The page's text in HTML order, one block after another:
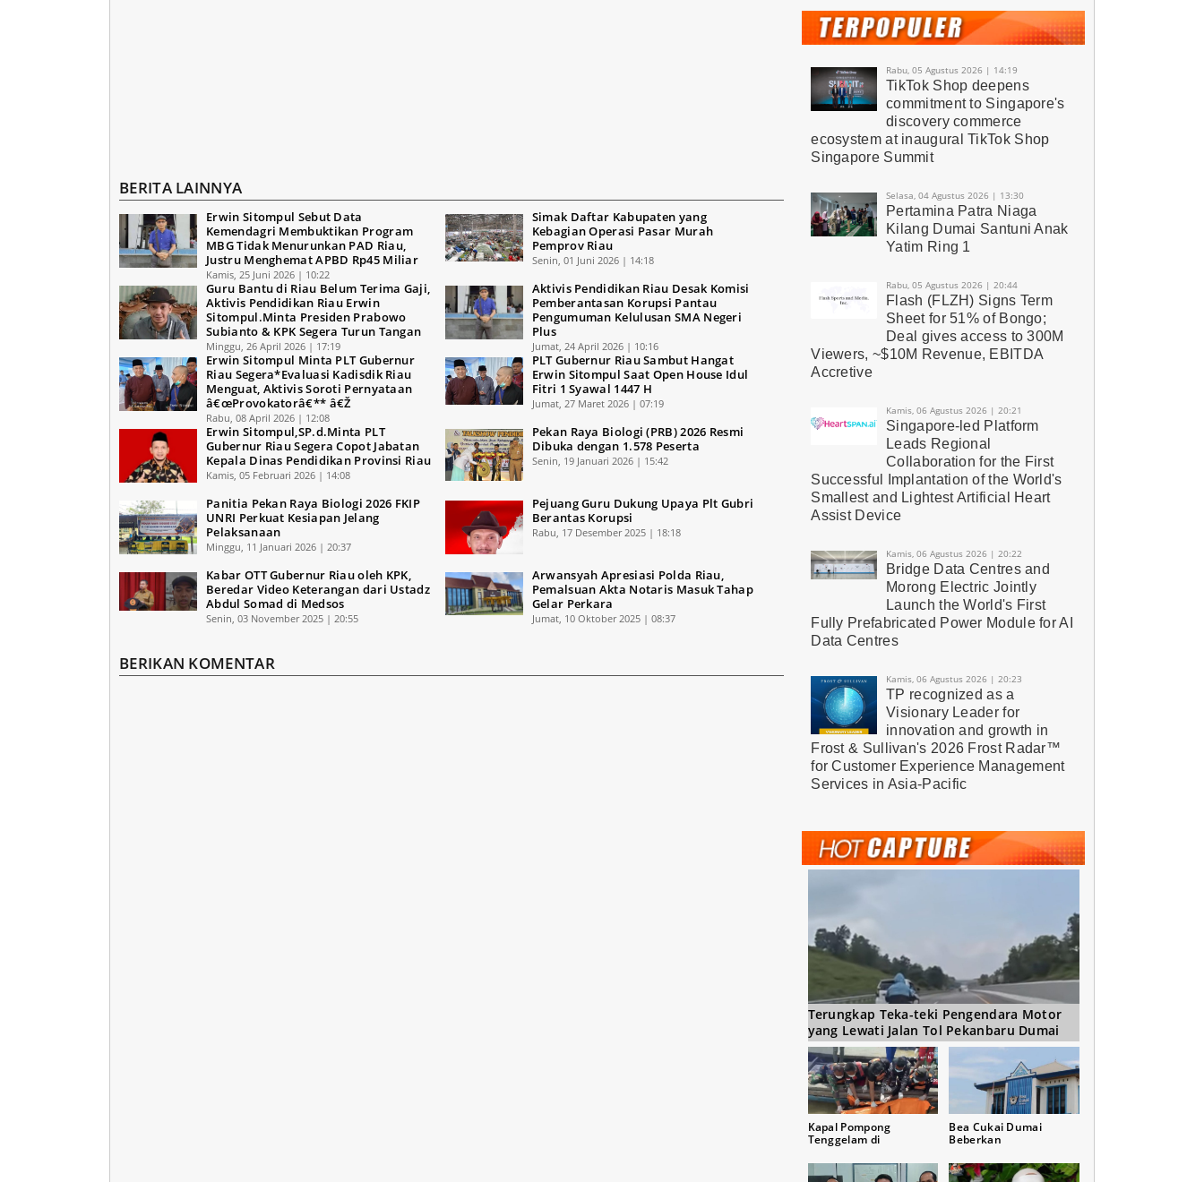
BERITA LAINNYA
Erwin Sitompul Sebut Data
Kemendagri Membuktikan Program
MBG Tidak Menurunkan PAD Riau,
Justru Menghemat APBD Rp45 Miliar
Kamis, 25 Juni 2026 | 10:22
Simak Daftar Kabupaten yang
Kebagian Operasi Pasar Murah
Pemprov Riau
Senin, 01 Juni 2026 | 14:18
Guru Bantu di Riau Belum Terima Gaji,
Aktivis Pendidikan Riau Erwin
Sitompul.Minta Presiden Prabowo
Subianto & KPK Segera Turun Tangan
Minggu, 26 April 2026 | 17:19
Aktivis Pendidikan Riau Desak Komisi
Pemberantasan Korupsi Pantau
Pengumuman Kelulusan SMA Negeri
Plus
Jumat, 24 April 2026 | 10:16
Erwin Sitompul Minta PLT Gubernur
Riau Segera*Evaluasi Kadisdik Riau
Menguat, Aktivis Soroti Pernyataan
â€œProvokatorâ€** â€Ž
Rabu, 08 April 2026 | 12:08
PLT Gubernur Riau Sambut Hangat
Erwin Sitompul Saat Open House Idul
Fitri 1 Syawal 1447 H
Jumat, 27 Maret 2026 | 07:19
Erwin Sitompul,SP.d.Minta PLT
Gubernur Riau Segera Copot Jabatan
Kepala Dinas Pendidikan Provinsi Riau
Kamis, 05 Februari 2026 | 14:08
Pekan Raya Biologi (PRB) 2026 Resmi
Dibuka dengan 1.578 Peserta
Senin, 19 Januari 2026 | 15:42
Panitia Pekan Raya Biologi 2026 FKIP
UNRI Perkuat Kesiapan Jelang
Pelaksanaan
Minggu, 11 Januari 2026 | 20:37
Pejuang Guru Dukung Upaya Plt Gubri
Berantas Korupsi
Rabu, 17 Desember 2025 | 18:18
Kabar OTT Gubernur Riau oleh KPK,
Beredar Video Keterangan dari Ustadz
Abdul Somad di Medsos
Senin, 03 November 2025 | 20:55
Arwansyah Apresiasi Polda Riau,
Pemalsuan Akta Notaris Masuk Tahap
Gelar Perkara
Jumat, 10 Oktober 2025 | 08:37
BERIKAN KOMENTAR
Rabu, 05 Agustus 2026 | 14:19
TikTok Shop deepens
commitment to Singapore's
discovery commerce
ecosystem at inaugural TikTok Shop
Singapore Summit
Selasa, 04 Agustus 2026 | 13:30
Pertamina Patra Niaga
Kilang Dumai Santuni Anak
Yatim Ring 1
Rabu, 05 Agustus 2026 | 20:44
Flash (FLZH) Signs Term
Sheet for 51% of Bongo;
Deal gives access to 300M
Viewers, ~$10M Revenue, EBITDA
Accretive
Kamis, 06 Agustus 2026 | 20:21
Singapore-led Platform
Leads Regional
Collaboration for the First
Successful Implantation of the World's
Smallest and Lightest Artificial Heart
Assist Device
Kamis, 06 Agustus 2026 | 20:22
Bridge Data Centres and
Morong Electric Jointly
Launch the World's First
Fully Prefabricated Power Module for AI
Data Centres
Kamis, 06 Agustus 2026 | 20:23
TP recognized as a
Visionary Leader for
innovation and growth in
Frost & Sullivan's 2026 Frost Radar™
for Customer Experience Management
Services in Asia-Pacific
Terungkap Teka-teki Pengendara Motor
yang Lewati Jalan Tol Pekanbaru Dumai
Kapal Pompong
Tenggelam di
Bea Cukai Dumai
Beberkan